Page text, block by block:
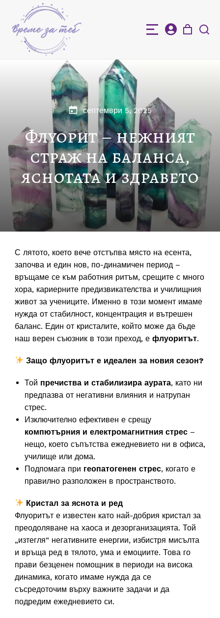
септември 5, 2025
Флуорит – нежният
страж на баланса,
яснотата и здравето
С лятото, което вече отстъпва място на есента,
започва и един нов, по-динамичен период –
връщаме се към работния ритъм, срещите с много
хора, кариерните предизвикателства и училищния
живот за учениците. Именно в този момент имаме
нужда от стабилност, концентрация и вътрешен
баланс. Един от кристалите, който може да бъде
наш верен съюзник в този преход, е флуоритът.
Защо флуоритът е идеален за новия сезон?
Той пречиства и стабилизира аурата, като ни
предпазва от негативни влияния и натрупан
стрес.
Изключително ефективен е срещу
компютърния и електромагнитния стрес –
нещо, което съпътства ежедневието ни в офиса,
училище или дома.
Подпомага при геопатогенен стрес, когато е
правилно разположен в пространството.
Кристал за яснота и ред
Флуоритът е известен като най-добрия кристал за
преодоляване на хаоса и дезорганизацията. Той
„изтегля“ негативните енергии, избистря мисълта
и връща ред в тялото, ума и емоциите. Това го
прави безценен помощник в периоди на висока
динамика, когато имаме нужда да се
съсредоточим върху важните задачи и да
подредим ежедневието си.